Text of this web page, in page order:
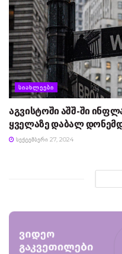
ᲡᲘᲐᲮᲚᲔᲔᲑᲘ
აგვისტოში აშშ-ში
ყველაზე დაბალ
ᲡᲔᲥᲢᲔᲛᲑᲔᲠᲘ 27, 2024